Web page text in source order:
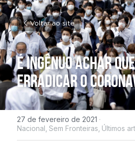
Voltar ao site
É ingênuo achar
erradicar o
27 de fevereiro de 2021 ·
Nacional, Sem Fronteiras, Últimos